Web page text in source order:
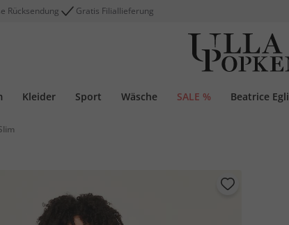
Rücksendung Gratis Filiallieferung
Kleider Sport Wäsche SALE % Beatrice Egli